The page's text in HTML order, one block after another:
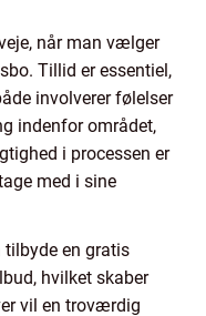
når man vælger
Tillid er essentiel,
involverer følelser
indenfor området,
i processen er
med i sine
tilbyde en gratis
hvilket skaber
vil en troværdig